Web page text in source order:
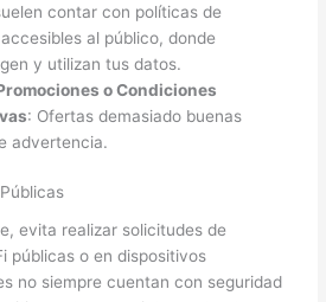
contar con políticas de
al público, donde
y utilizan tus datos.
o Condiciones
: Ofertas demasiado buenas
advertencia.
evita realizar solicitudes de
públicas o en dispositivos
no siempre cuentan con seguridad